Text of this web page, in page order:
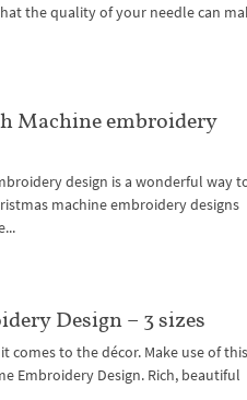
the quality of your needle can
Machine embroidery
design is a wonderful way
machine embroidery designs
Design – 3 sizes
comes to the décor. Make use of this
Embroidery Design. Rich, beautiful